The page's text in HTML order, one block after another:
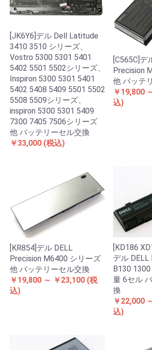
[JK6Y6]デル Dell Latitude
3410 3510 シリーズ、
Vostro 5300 5301 5401
5402 5501 5502シリーズ、
Inspiron 5300 5301 5401
5402 5408 5409 5501 5502
5508 5509シリーズ、
inspiron 5300 5301 5409
7300 7405 7506シリーズ
他 バッテリーセル交換
￥33,000 (税込)
[C565C]デ
Precision
他 バッテ
￥19,800
込)
[KR854]デル DELL
Precision M6400 シリーズ
他 バッテリーセル交換
￥19,800 ～ ￥23,100 (税
込)
[KD186
デル DELL
B130
量 6セル
換
￥22,000
込)